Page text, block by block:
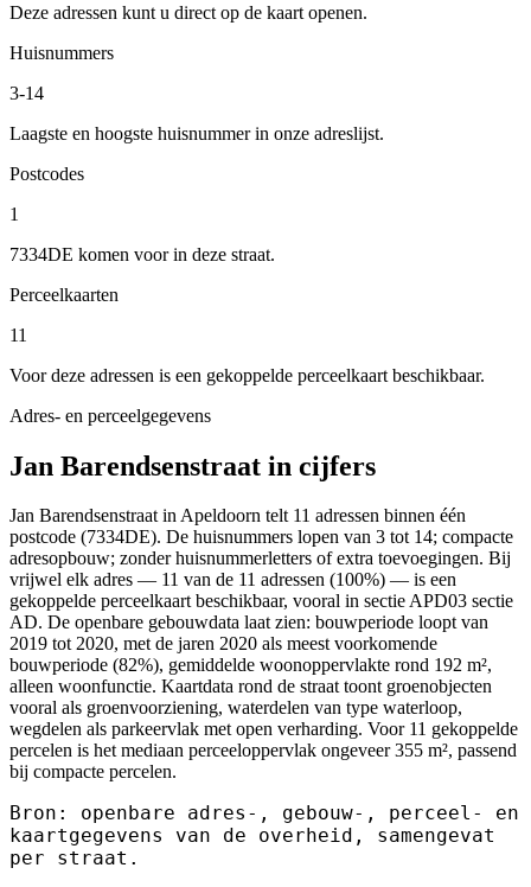
Deze adressen kunt u direct op de kaart openen.
Huisnummers
3-14
Laagste en hoogste huisnummer in onze adreslijst.
Postcodes
1
7334DE komen voor in deze straat.
Perceelkaarten
11
Voor deze adressen is een gekoppelde perceelkaart beschikbaar.
Adres- en perceelgegevens
Jan Barendsenstraat in cijfers
Jan Barendsenstraat in Apeldoorn telt 11 adressen binnen één
postcode (7334DE). De huisnummers lopen van 3 tot 14; compacte
adresopbouw; zonder huisnummerletters of extra toevoegingen. Bij
vrijwel elk adres — 11 van de 11 adressen (100%) — is een
gekoppelde perceelkaart beschikbaar, vooral in sectie APD03 sectie
AD. De openbare gebouwdata laat zien: bouwperiode loopt van
2019 tot 2020, met de jaren 2020 als meest voorkomende
bouwperiode (82%), gemiddelde woonoppervlakte rond 192 m²,
alleen woonfunctie. Kaartdata rond de straat toont groenobjecten
vooral als groenvoorziening, waterdelen van type waterloop,
wegdelen als parkeervlak met open verharding. Voor 11 gekoppelde
percelen is het mediaan perceeloppervlak ongeveer 355 m², passend
bij compacte percelen.
Bron: openbare adres-, gebouw-, perceel- en
kaartgegevens van de overheid, samengevat
per straat.